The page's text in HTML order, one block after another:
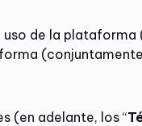
uso de la plataforma
(en adelante, los “